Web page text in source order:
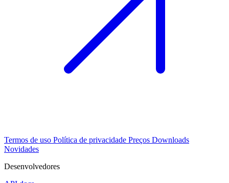
Termos de uso Política de privacidade Preços Downloads
Novidades
Desenvolvedores